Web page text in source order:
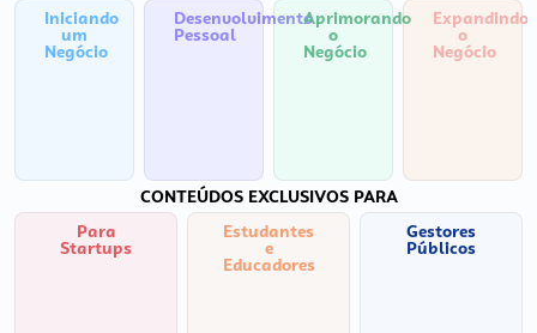
Iniciando
um
Negócio
Desenvolvimento
Pessoal
Aprimorando
o
Negócio
Expandindo
o
Negócio
CONTEÚDOS EXCLUSIVOS PARA
Para
Startups
Estudantes
e
Educadores
Gestores
Públicos